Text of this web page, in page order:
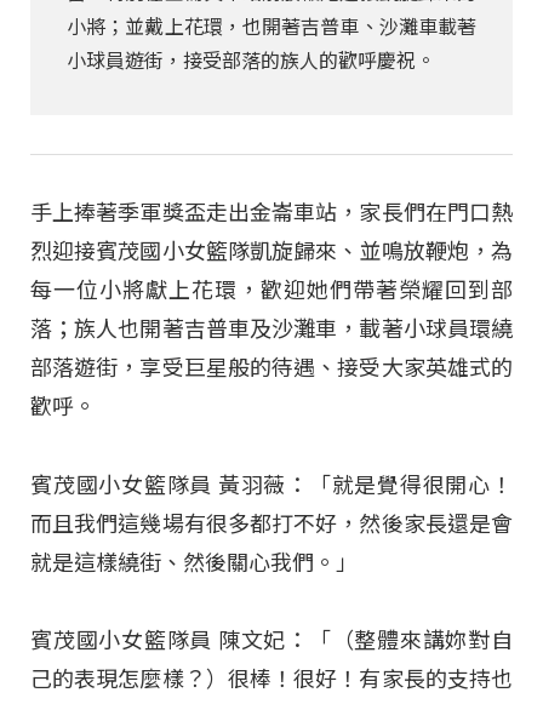
小將；並戴上花環，也開著吉普車、沙灘車載著
小球員遊街，接受部落的族人的歡呼慶祝。
手上捧著季軍獎盃走出金崙車站，家長們在門口熱
烈迎接賓茂國小女籃隊凱旋歸來、並鳴放鞭炮，為
每一位小將獻上花環，歡迎她們帶著榮耀回到部
落；族人也開著吉普車及沙灘車，載著小球員環繞
部落遊街，享受巨星般的待遇、接受大家英雄式的
歡呼。
賓茂國小女籃隊員 黃羽薇：「就是覺得很開心！
而且我們這幾場有很多都打不好，然後家長還是會
就是這樣繞街、然後關心我們。」
賓茂國小女籃隊員 陳文妃：「（整體來講妳對自
己的表現怎麼樣？）很棒！很好！有家長的支持也